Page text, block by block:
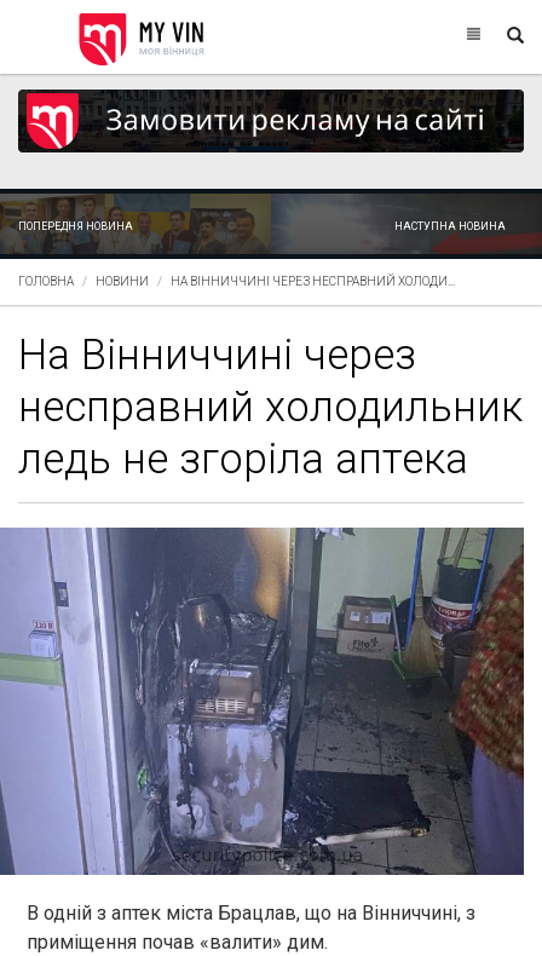
ПОПЕРЕДНЯ НОВИНА НАСТУПНА НОВИНА
ГОЛОВНА НОВИНИ НА ВІННИЧЧИНІ ЧЕРЕЗ НЕСПРАВНИЙ ХОЛОДИ...
На Вінниччині через
несправний холодильник
ледь не згоріла аптека
В одній з аптек міста Брацлав, що на Вінниччині, з
приміщення почав «валити» дим.